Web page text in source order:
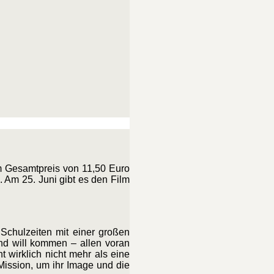
von 11,50 Euro
Am 25. Juni gibt es den Film
mit einer großen
will kommen – allen voran
wirklich nicht mehr als eine
um ihr Image und die